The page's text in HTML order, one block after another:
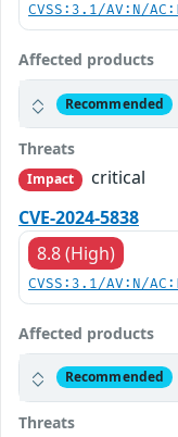
CVSS:3.1/AV:N/
Affected products
Recommended
Threats
Impact
critical
CVE-2024-5838
8.8 (High)
CVSS:3.1/AV:N/
Affected products
Recommended
Threats